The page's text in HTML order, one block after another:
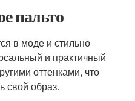
пальто
в моде и стильно
и практичный
оттенками, что
свой образ.